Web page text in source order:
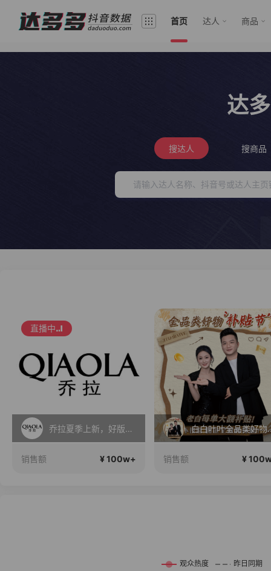
首页 达人 商品
达
搜达人 搜商品
直播中
乔拉夏季上新，好版型更显瘦
销售额 ¥ 100w+
白白叶
销售额 ¥